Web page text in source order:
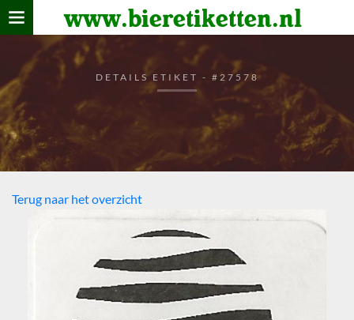
www.bieretiketten.nl
Home
verzamelen
De bierkaart
Bezoekers
DETAILS ETIKET - #27578
Terug naar het overzicht